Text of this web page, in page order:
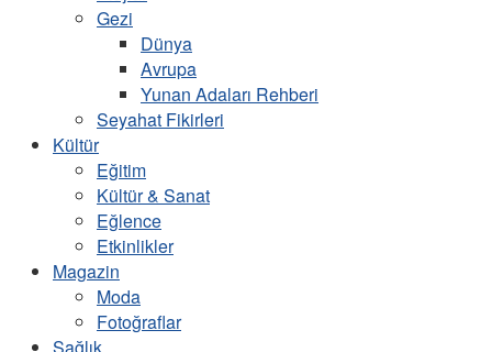
Gezi
Dünya
Avrupa
Yunan Adaları Rehberi
Seyahat Fikirleri
Kültür
Eğitim
Kültür & Sanat
Eğlence
Etkinlikler
Magazin
Moda
Fotoğraflar